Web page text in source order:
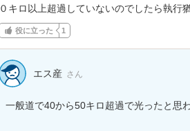
０キロ以上超過していないのでしたら執行
役に立った 1
エス産 さん
一般道で40から50キロ超過で光ったと思わ